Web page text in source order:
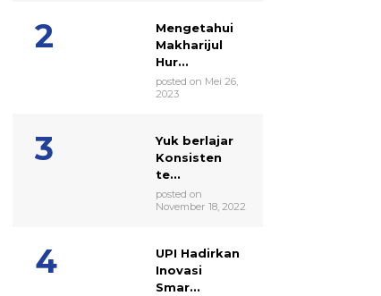
Mengetahui
Makharijul
Hur...
posted on Mei 26,
2023
Yuk berlajar
Konsisten
te...
posted on
November 18, 2022
UPI Hadirkan
Inovasi
Smar...